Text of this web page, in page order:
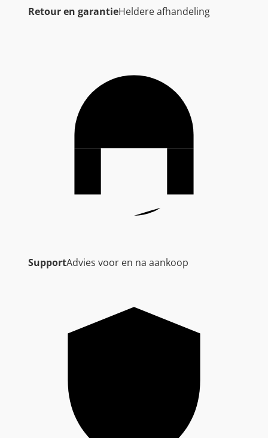
Retour en garantieHeldere afhandeling
SupportAdvies voor en na aankoop